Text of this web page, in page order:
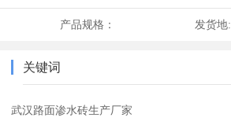
产品规格： 发货地:
关键词
武汉路面渗水砖生产厂家